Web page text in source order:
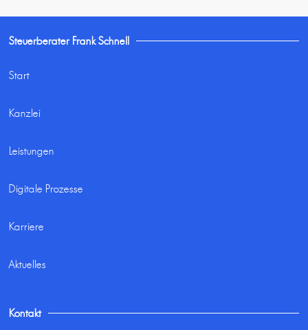
Steuerberater Frank Schnell
Start
Kanzlei
Leistungen
Digitale Prozesse
Karriere
Aktuelles
Kontakt